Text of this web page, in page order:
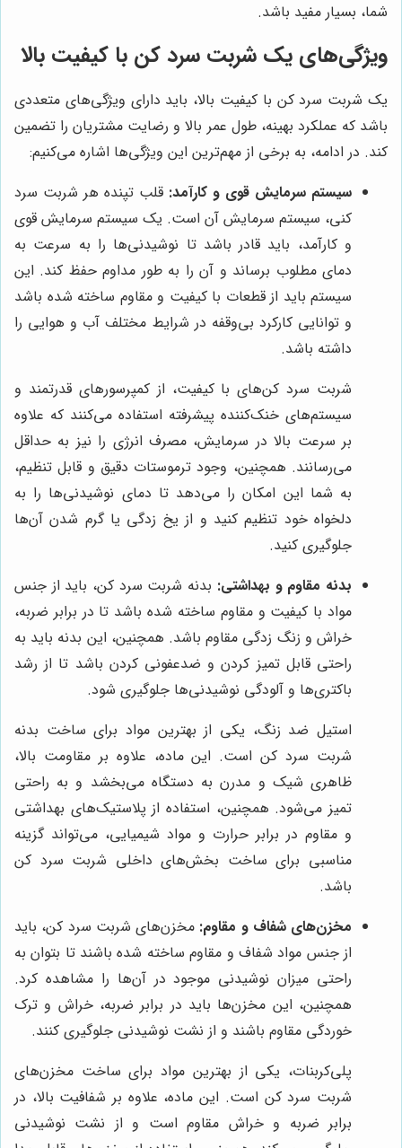
شما، بسیار مفید باشد.
ویژگی‌های یک شربت سرد کن با کیفیت بالا
یک شربت سرد کن با کیفیت بالا، باید دارای ویژگی‌های متعددی
باشد که عملکرد بهینه، طول عمر بالا و رضایت مشتریان را تضمین
کند. در ادامه، به برخی از مهم‌ترین این ویژگی‌ها اشاره می‌کنیم:
سیستم سرمایش قوی و کارآمد: قلب تپنده هر شربت سرد
کنی، سیستم سرمایش آن است. یک سیستم سرمایش قوی
و کارآمد، باید قادر باشد تا نوشیدنی‌ها را به سرعت به
دمای مطلوب برساند و آن را به طور مداوم حفظ کند. این
سیستم باید از قطعات با کیفیت و مقاوم ساخته شده باشد
و توانایی کارکرد بی‌وقفه در شرایط مختلف آب و هوایی را
داشته باشد.
شربت سرد کن‌های با کیفیت، از کمپرسورهای قدرتمند و
سیستم‌های خنک‌کننده پیشرفته استفاده می‌کنند که علاوه
بر سرعت بالا در سرمایش، مصرف انرژی را نیز به حداقل
می‌رسانند. همچنین، وجود ترموستات دقیق و قابل تنظیم،
به شما این امکان را می‌دهد تا دمای نوشیدنی‌ها را به
دلخواه خود تنظیم کنید و از یخ زدگی یا گرم شدن آن‌ها
جلوگیری کنید.
بدنه مقاوم و بهداشتی: بدنه شربت سرد کن، باید از جنس
مواد با کیفیت و مقاوم ساخته شده باشد تا در برابر ضربه،
خراش و زنگ زدگی مقاوم باشد. همچنین، این بدنه باید به
راحتی قابل تمیز کردن و ضدعفونی کردن باشد تا از رشد
باکتری‌ها و آلودگی نوشیدنی‌ها جلوگیری شود.
استیل ضد زنگ، یکی از بهترین مواد برای ساخت بدنه
شربت سرد کن است. این ماده، علاوه بر مقاومت بالا،
ظاهری شیک و مدرن به دستگاه می‌بخشد و به راحتی
تمیز می‌شود. همچنین، استفاده از پلاستیک‌های بهداشتی
و مقاوم در برابر حرارت و مواد شیمیایی، می‌تواند گزینه
مناسبی برای ساخت بخش‌های داخلی شربت سرد کن
باشد.
مخزن‌های شفاف و مقاوم: مخزن‌های شربت سرد کن، باید
از جنس مواد شفاف و مقاوم ساخته شده باشند تا بتوان به
راحتی میزان نوشیدنی موجود در آن‌ها را مشاهده کرد.
همچنین، این مخزن‌ها باید در برابر ضربه، خراش و ترک
خوردگی مقاوم باشند و از نشت نوشیدنی جلوگیری کنند.
پلی‌کربنات، یکی از بهترین مواد برای ساخت مخزن‌های
شربت سرد کن است. این ماده، علاوه بر شفافیت بالا، در
برابر ضربه و خراش مقاوم است و از نشت نوشیدنی